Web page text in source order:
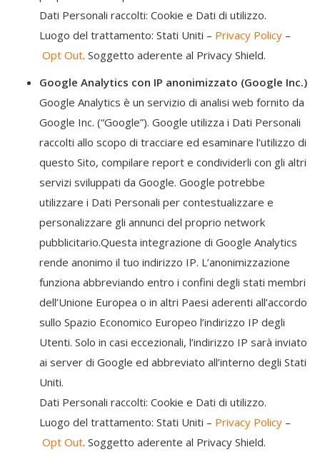
Dati Personali raccolti: Cookie e Dati di utilizzo.
Luogo del trattamento: Stati Uniti – Privacy Policy –
Opt Out. Soggetto aderente al Privacy Shield.
Google Analytics con IP anonimizzato (Google Inc.)
Google Analytics è un servizio di analisi web fornito da
Google Inc. (“Google”). Google utilizza i Dati Personali
raccolti allo scopo di tracciare ed esaminare l’utilizzo di
questo Sito, compilare report e condividerli con gli altri
servizi sviluppati da Google. Google potrebbe
utilizzare i Dati Personali per contestualizzare e
personalizzare gli annunci del proprio network
pubblicitario.Questa integrazione di Google Analytics
rende anonimo il tuo indirizzo IP. L’anonimizzazione
funziona abbreviando entro i confini degli stati membri
dell’Unione Europea o in altri Paesi aderenti all’accordo
sullo Spazio Economico Europeo l’indirizzo IP degli
Utenti. Solo in casi eccezionali, l’indirizzo IP sarà inviato
ai server di Google ed abbreviato all’interno degli Stati
Uniti.
Dati Personali raccolti: Cookie e Dati di utilizzo.
Luogo del trattamento: Stati Uniti – Privacy Policy –
Opt Out. Soggetto aderente al Privacy Shield.